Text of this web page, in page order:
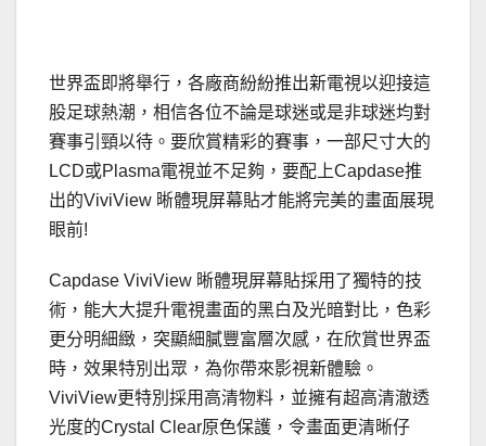
世界盃即將舉行，各廠商紛紛推出新電視以迎接這
股足球熱潮，相信各位不論是球迷或是非球迷均對
賽事引頸以待。要欣賞精彩的賽事，一部尺寸大的
LCD或Plasma電視並不足夠，要配上Capdase推
出的ViviView 晰體現屏幕貼才能將完美的畫面展現
眼前!
Capdase ViviView 晰體現屏幕貼採用了獨特的技
術，能大大提升電視畫面的黑白及光暗對比，色彩
更分明細緻，突顯細膩豐富層次感，在欣賞世界盃
時，效果特別出眾，為你帶來影視新體驗。
ViviView更特別採用高清物料，並擁有超高清澈透
光度的Crystal Clear原色保護，令畫面更清晰仔